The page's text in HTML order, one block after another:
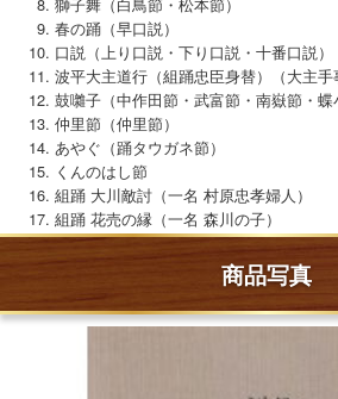
春の踊（早口説）
口説（上り口説・下り口説・十番口説）
波平大主道行（組踊忠臣身替）（大主手
鼓囃子（中作田節・武富節・南嶽節・蝶
仲里節（仲里節）
あやぐ（踊タウガネ節）
くんのはし節
組踊 大川敵討（一名 村原忠孝婦人）
組踊 花売の縁（一名 森川の子）
商品写真